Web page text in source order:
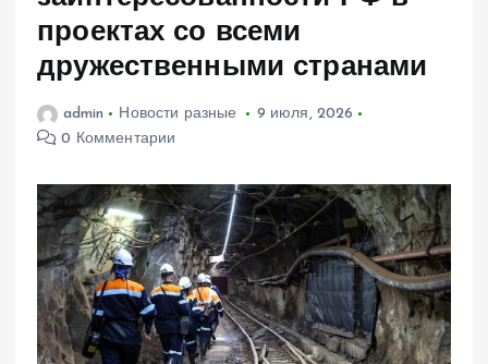
проектах со всеми
дружественными странами
admin Новости разные
9 июля, 2026
0 Комментарии